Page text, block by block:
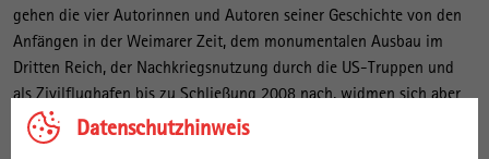
Datenschutzhinweis
gehen die vier Autorinnen und Autoren seiner Geschichte von den
Anfängen in der Weimarer Zeit, dem monumentalen Ausbau im
Dritten Reich, der Nachkriegsnutzung durch die US-Truppen und
als Zivilflughafen bis zu Schließung 2008 nach, widmen sich aber
natürlich auch der aktuellen Nutzung des Ortes als riesiger
innerstädtischer Freizeitpark. Dabei liegt ihr Schwerpunkt auf der